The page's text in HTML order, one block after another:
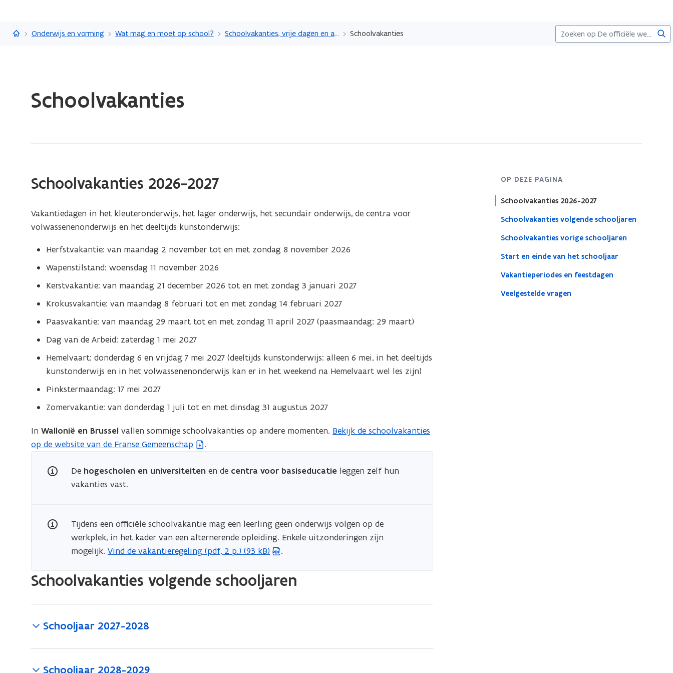
en
Vlaanderen.be
Onderwijs en vorming Wat mag en moet op school? Schoolvakanties, vrije dagen en afwezigheden Schoolvakanties
laden.
Schoolvakanties
Schoolvakanties
OP DEZE PAGINA
Schoolvakanties 2026-2027
Schoolvakanties volgende schooljaren
Schoolvakanties vorige schooljaren
Start en einde van het schooljaar
Vakantieperiodes en feestdagen
Veelgestelde vragen
Schoolvakanties 2026-2027
Vakantiedagen in het kleuteronderwijs, het lager onderwijs, het secundair onderwijs, de centra voor
volwassenenonderwijs en het deeltijds kunstonderwijs:
Herfstvakantie: van maandag 2 november tot en met zondag 8 november 2026
Wapenstilstand: woensdag 11 november 2026
Kerstvakantie: van maandag 21 december 2026 tot en met zondag 3 januari 2027
Krokusvakantie: van maandag 8 februari tot en met zondag 14 februari 2027
Paasvakantie: van maandag 29 maart tot en met zondag 11 april 2027 (paasmaandag: 29 maart)
Dag van de Arbeid: zaterdag 1 mei 2027
Hemelvaart: donderdag 6 en vrijdag 7 mei 2027 (deeltijds kunstonderwijs: alleen 6 mei, in het deeltijds
kunstonderwijs en in het volwassenenonderwijs kan er in het weekend na Hemelvaart wel les zijn)
Pinkstermaandag: 17 mei 2027
Zomervakantie: van donderdag 1 juli tot en met dinsdag 31 augustus 2027
InWallonië en Brussel vallen sommige schoolvakanties op andere momenten. Bekijk de schoolvakanties
op de website van de Franse Gemeenschap
(
s
d
o
i
i
.
De hogescholen en universiteiten en de centra voor basiseducatie leggen zelf hun
vakanties vast.
Tijdens een officiële schoolvakantie mag een leerling geen onderwijs volgen op de
werkplek, in het kader van een alternerende opleiding. Enkele uitzonderingen zijn
mogelijk.Vind de vakantieregeling (pdf, 2 p.) (93 kB)
(
D
b
s
t
.
Schoolvakanties volgende schooljaren
Schooljaar 2027-2028
Schooljaar 2028-2029